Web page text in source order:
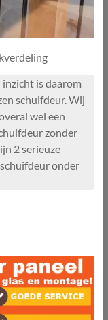
inzicht is daarom
schuifdeur. Wij
wel een
zonder
2 serieuze
onder